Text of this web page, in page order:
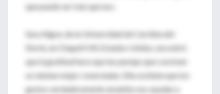
que puede ser más que eso.
Sara Algoe, de la Universidad de Carolina del
Norte, en Chapell Hill, Estados Unidos, encontró
que la gratitud hace que las parejas que conviven
se sientan mejor conectadas. Ella sostiene que los
gestos verdaderamente amables nos ayudan a